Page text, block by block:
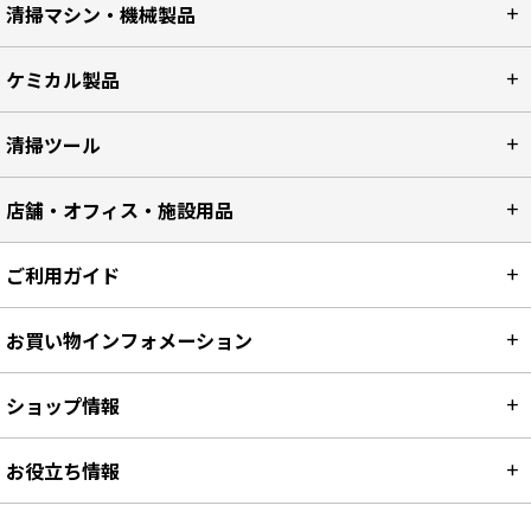
清掃マシン・機械製品
ケミカル製品
清掃ツール
店舗・オフィス・施設用品
ご利用ガイド
お買い物インフォメーション
ショップ情報
お役立ち情報